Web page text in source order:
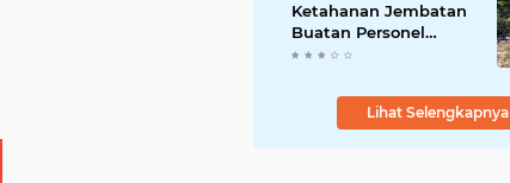
Ketahanan Jembatan
Buatan Personel
TMMD 129
Lihat Selengkapnya